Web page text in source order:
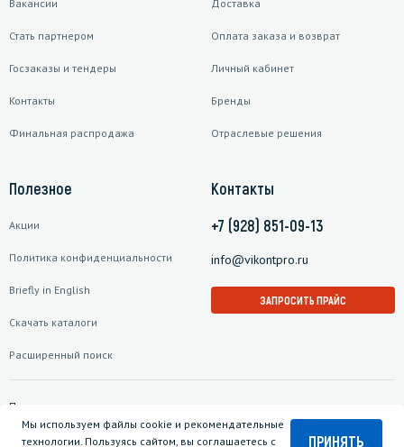
Вакансии
Стать партнером
Госзаказы и тендеры
Контакты
Финальная распродажа
Доставка
Оплата заказа и возврат
Личный кабинет
Бренды
Отраслевые решения
Полезное
Акции
Политика конфиденциальности
Briefly in English
Скачать каталоги
Расширенный поиск
Контакты
+7 (928) 851-09-13
info@vikontpro.ru
ЗАПРОСИТЬ ПРАЙС
Подписаться на рассылку
Мы используем файлы cookie и рекомендательные
технологии. Пользуясь сайтом, вы соглашаетесь с
ПРИНЯТЬ